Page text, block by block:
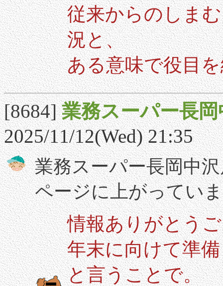
従来からのしま
況と、
ある意味で役目
[8684]業務スーパー長岡
2025/11/12(Wed) 21:35
業務スーパー長岡中
ページに上がってい
情報ありがとう
年末に向けて準
と言うことで。